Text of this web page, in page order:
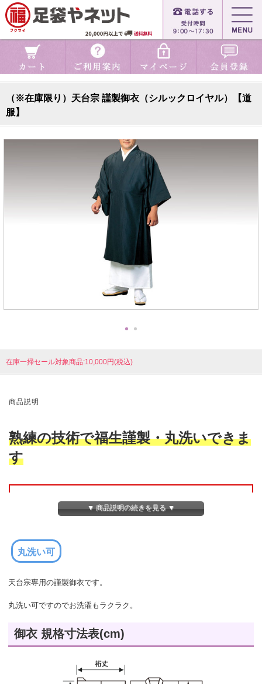
（※在庫限り）天台宗 謹製御衣（シルックロイヤル）【道
服】
在庫一掃セール対象商品:10,000円(税込)
商品説明
熟練の技術で福生謹製・丸洗いできま
す
御衣商品は、商品改定のため、一部商品・サイズが在庫切れとなっておりま
ご迷惑をおかけいたしますが、どうぞよろしくお願いいたします。
▼ 商品説明の続きを見る ▼
丸洗い可
天台宗専用の謹製御衣です。
丸洗い可ですのでお洗濯もラクラク。
御衣 規格寸法表(cm)